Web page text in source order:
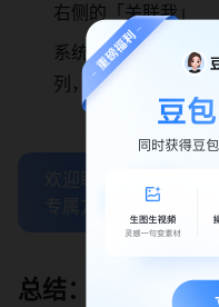
右侧的「关联我」
系统会自动将该人员
列，并同步开启提醒
欢迎联系我们，飞书
专属方案
总结：AI智能纪